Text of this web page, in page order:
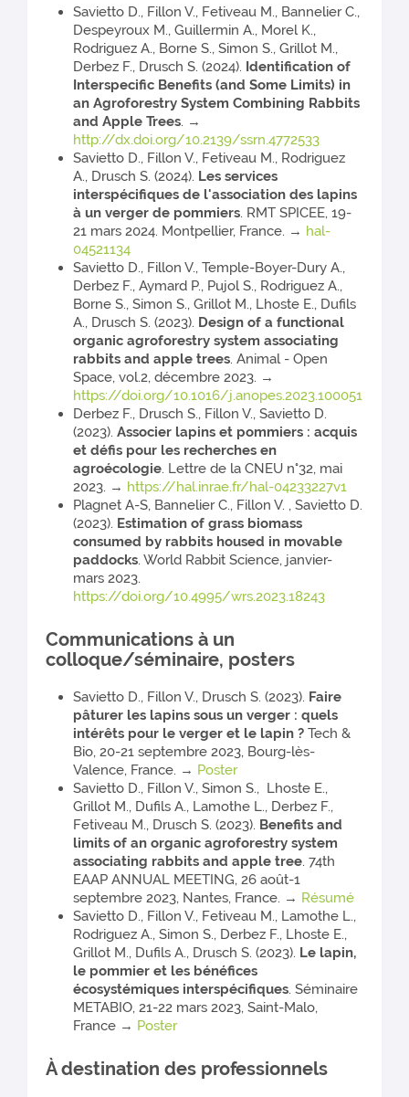
Savietto D., Fillon V., Fetiveau M., Bannelier C.,
Despeyroux M., Guillermin A., Morel K.,
Rodriguez A., Borne S., Simon S., Grillot M.,
Derbez F., Drusch S. (2024). Identification of
Interspecific Benefits (and Some Limits) in
an Agroforestry System Combining Rabbits
and Apple Trees. →
http://dx.doi.org/10.2139/ssrn.4772533
Savietto D., Fillon V., Fetiveau M., Rodriguez
A., Drusch S. (2024). Les services
interspécifiques de l'association des lapins
à un verger de pommiers. RMT SPICEE, 19-
21 mars 2024. Montpellier, France. → hal-
04521134
Savietto D., Fillon V., Temple-Boyer-Dury A.,
Derbez F., Aymard P., Pujol S., Rodriguez A.,
Borne S., Simon S., Grillot M., Lhoste E., Dufils
A., Drusch S. (2023). Design of a functional
organic agroforestry system associating
rabbits and apple trees. Animal - Open
Space, vol.2, décembre 2023. →
https://doi.org/10.1016/j.anopes.2023.100051
Derbez F., Drusch S., Fillon V., Savietto D.
(2023).Associer lapins et pommiers : acquis
et défis pour les recherches en
agroécologie. Lettre de la CNEU n°32, mai
2023. → https://hal.inrae.fr/hal-04233227v1
Plagnet A-S, Bannelier C., Fillon V. , Savietto D.
(2023). Estimation of grass biomass
consumed by rabbits housed in movable
paddocks. World Rabbit Science, janvier-
mars 2023.
https://doi.org/10.4995/wrs.2023.18243
Communications à un
colloque/séminaire, posters
Savietto D., Fillon V., Drusch S. (2023). Faire
pâturer les lapins sous un verger : quels
intérêts pour le verger et le lapin ? Tech &
Bio, 20-21 septembre 2023, Bourg-lès-
Valence, France. → Poster
Savietto D., Fillon V., Simon S., Lhoste E.,
Grillot M., Dufils A., Lamothe L., Derbez F.,
Fetiveau M., Drusch S. (2023). Benefits and
limits of an organic agroforestry system
associating rabbits and apple tree. 74th
EAAP ANNUAL MEETING, 26 août-1
septembre 2023, Nantes, France. → Résumé
Savietto D., Fillon V., Fetiveau M., Lamothe L.,
Rodriguez A., Simon S., Derbez F., Lhoste E.,
Grillot M., Dufils A., Drusch S. (2023). Le lapin,
le pommier et les bénéfices
écosystémiques interspécifiques. Séminaire
METABIO, 21-22 mars 2023, Saint-Malo,
France → Poster
À destination des professionnels